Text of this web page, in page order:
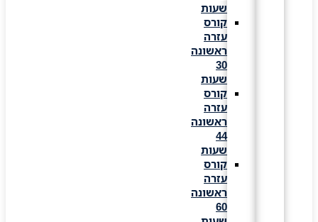
שעות
קורס
עזרה
ראשונה
שעות
קורס
עזרה
ראשונה
שעות
קורס
עזרה
ראשונה